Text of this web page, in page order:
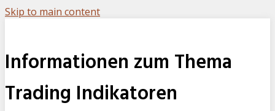
Skip to main content
Informationen zum Thema
Trading Indikatoren